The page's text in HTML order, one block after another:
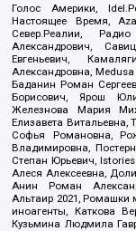
Голос Америки,
Настоящее Время,
Север.Реалии,
Александрович,
Евгеньевич,
Александровна,
Баданин Роман
Борисович, Ярош
Железнова Мария
Елизавета Витальевна,
Софья Романовна,
Владимировна,
Степан Юрьевич,
Алеся Алексеевна,
Анин Роман
Альтаир 2021, Ромашки
иноагенты, Каткова
Кузьмина Людмила